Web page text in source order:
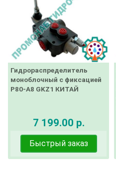
Гидрораспределитель
моноблочный с фиксацией
Р80-А8 GKZ1 КИТАЙ
7 199.00 р.
Быстрый заказ